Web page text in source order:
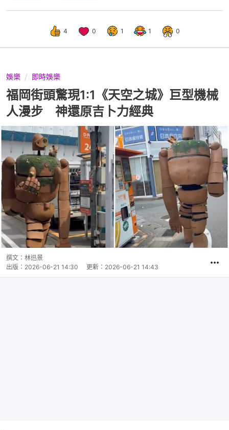
4 0 1 1 0
娛樂 即時娛樂
福岡街頭驚現1:1《天空之城》巨型機械
人漫步 神還原吉卜力經典
撰文： 林迅景
出版： 2026-06-21 14:30 更新： 2026-06-21 14:43